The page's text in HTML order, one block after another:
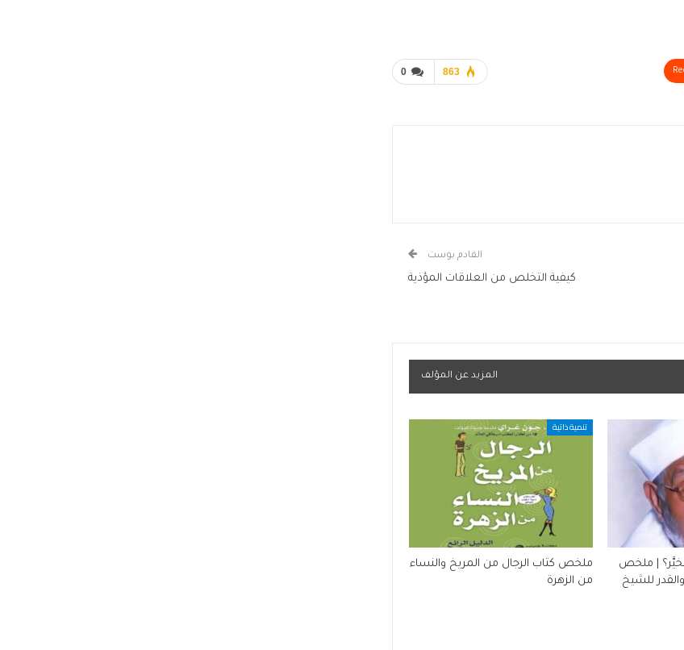
0 863
القادم بوست
كيفية التخلص من العلاقات المؤذية
المزيد عن المؤلف
| ملخص
للشيخ
تنمية ذاتية
ملخص كتاب الرجال من المريخ والنساء
من الزهرة